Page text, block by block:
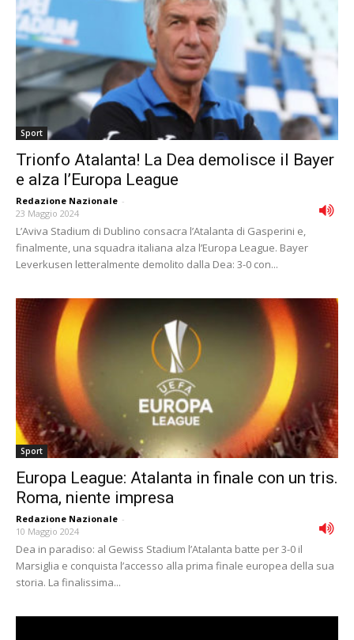
Sport
Trionfo Atalanta! La Dea demolisce il Bayer
e alza l’Europa League
Redazione Nazionale -
23 Maggio 2024
L’Aviva Stadium di Dublino consacra l’Atalanta di Gasperini e,
finalmente, una squadra italiana alza l’Europa League. Bayer
Leverkusen letteralmente demolito dalla Dea: 3-0 con...
Sport
Europa League: Atalanta in finale con un tris.
Roma, niente impresa
Redazione Nazionale -
10 Maggio 2024
Dea in paradiso: al Gewiss Stadium l’Atalanta batte per 3-0 il
Marsiglia e conquista l’accesso alla prima finale europea della sua
storia. La finalissima...